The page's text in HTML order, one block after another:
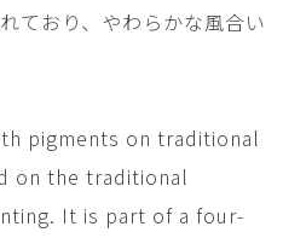
ており、やわらかな風合い
pigments on traditional
on the traditional
It is part of a four-